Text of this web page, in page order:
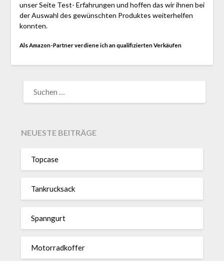
unser Seite Test- Erfahrungen und hoffen das wir ihnen bei
der Auswahl des gewünschten Produktes weiterhelfen
konnten.
Als Amazon-Partner verdiene ich an qualifizierten Verkäufen
NACH:
NEUESTE BEITRÄGE
Topcase
Tan­kruck­sack
Spann­gurt
Motor­rad­koffer